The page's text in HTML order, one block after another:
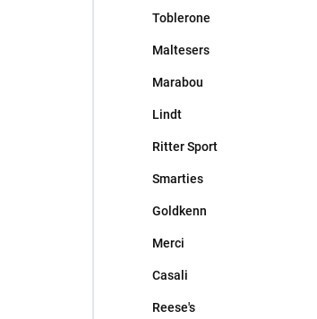
Toblerone
Maltesers
Marabou
Lindt
Ritter Sport
Smarties
Goldkenn
Merci
Casali
Reese's